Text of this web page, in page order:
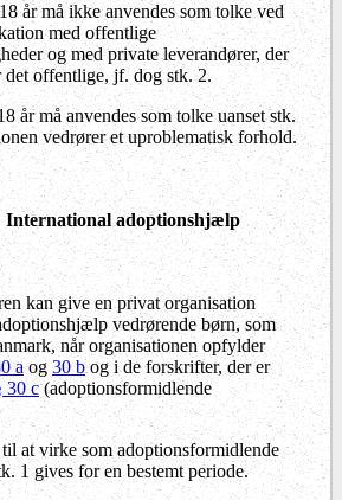
år må ikke anvendes som tolke ved
med offentlige
og med private leverandører, der
offentlige, jf. dog stk. 2.
år må anvendes som tolke uanset stk.
vedrører et uproblematisk forhold.
International adoptionshjælp
kan give en privat organisation
vedrørende børn, som
når organisationen opfylder
aog 30 bog i de forskrifter, der er
30 c(adoptionsformidlende
at virke som adoptionsformidlende
1 gives for en bestemt periode.